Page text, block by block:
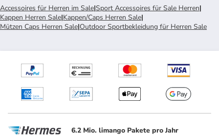
Accessoires für Herren im Sale|Sport Accessoires für Sale Herren|
Kappen Herren Sale|Kappen/Caps Herren Sale|
Mützen Caps Herren Sale|Outdoor Sportbekleidung für Herren Sale
6.2 Mio. limango Pakete pro Jahr